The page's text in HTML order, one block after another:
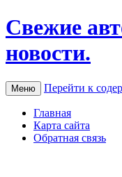
Свежие
новости.
Меню Перейти к
Главная
Карта сайта
Обратная связь